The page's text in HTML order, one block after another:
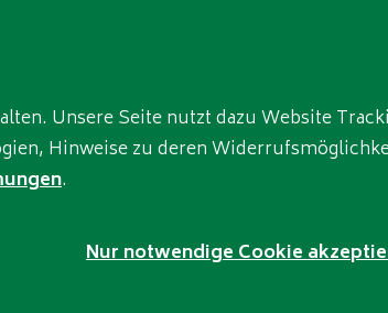
Unsere Seite nutzt dazu Website
Hinweise zu deren
.
Nur notwendige Cookie